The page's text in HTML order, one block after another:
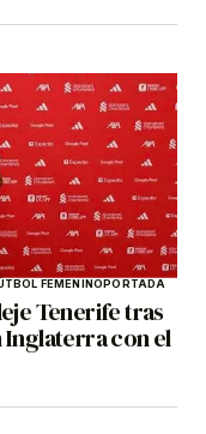
FEMENINOPORTADA
Tenerife tras
Inglaterra con el